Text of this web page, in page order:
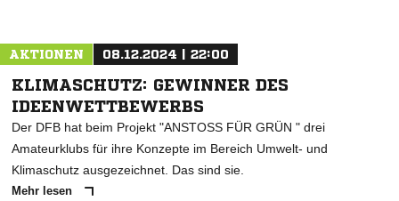
AKTIONEN 08.12.2024 | 22:00
KLIMASCHUTZ: GEWINNER DES
IDEENWETTBEWERBS
Der DFB hat beim Projekt "ANSTOSS FÜR GRÜN " drei
Amateurklubs für ihre Konzepte im Bereich Umwelt- und
Klimaschutz ausgezeichnet. Das sind sie.
Mehr lesen